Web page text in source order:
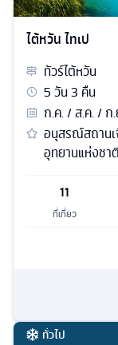
ไต้หวัน ไทเป
ทัวร์ไต้หวัน
5วัน3 คืน
ก.ค. / ส.ค. / ก
อนุสรณ์สถานเ
อุทยานแห่งชา
11
ที่เที่ยว
ทั่วไป